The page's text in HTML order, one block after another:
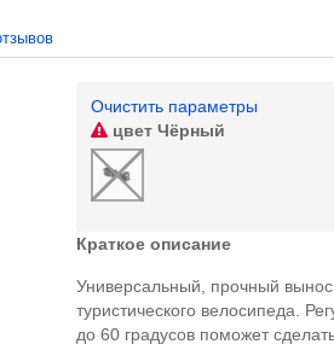
Очистить параметры
цветЧёрный
Краткое описание
Универсальный, прочный вынос
туристического велосипеда.
до 60 градусов поможет